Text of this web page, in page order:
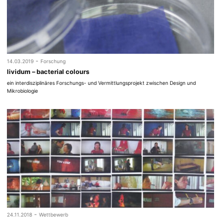
14.03.2019 - Forschung
lividum – bacterial colours
ein interdisziplinäres Forschungs- und Vermittlungsprojekt zwischen Design und
Mikrobiologie
24.11.2018 - Wettbewerb